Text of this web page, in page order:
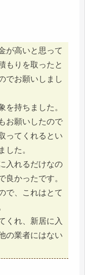
が高いと思って
もりを取ったと
でお願いしまし
を持ちました。
お願いしたので
ってくれるとい
した。
入れるだけなの
良かったです。
で、これはとて
くれ、新居に入
の業者にはない